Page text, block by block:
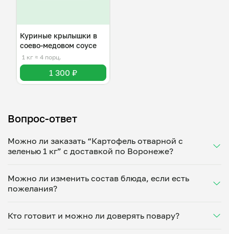
Куриные крылышки в
соево-медовом соусе
1 кг ≈ 4 порц.
1 300 ₽
Вопрос-ответ
Можно ли заказать “Картофель отварной с
зеленью 1 кг” с доставкой по Воронеже?
Укажите удобное время — и получите свежее
домашнее блюдо в большой порции прямо с плиты.
минут. Статус заказа отслеживайте в личном
кабинете, а с поваром можно связаться напрямую в
Можно ли изменить состав блюда, если есть
пожелания?
ваши предпочтения: уберет специи, снизит
Кто готовит и можно ли доверять повару?